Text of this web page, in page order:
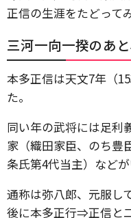
正信の生涯をたどって
三河一向一揆のあ
本多正信は天文7年（
た。
同い年の武将には足利
家（織田家臣、のち豊
条氏第4代当主）などが
通称は弥八郎、元服し
後に本多正行⇒正信と